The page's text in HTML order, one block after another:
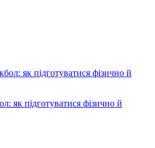
як підготуватися фізично й